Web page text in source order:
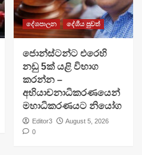
දේශපාලන දේශීය පුවත්
ජොන්ස්ටන්ට එරෙහි
නඩු 5ක් යළි විභාග
කරන්න –
අභියාචනාධිකරණයෙන්
මහාධිකරණයට නියෝග
Editor3
August 5, 2026
0